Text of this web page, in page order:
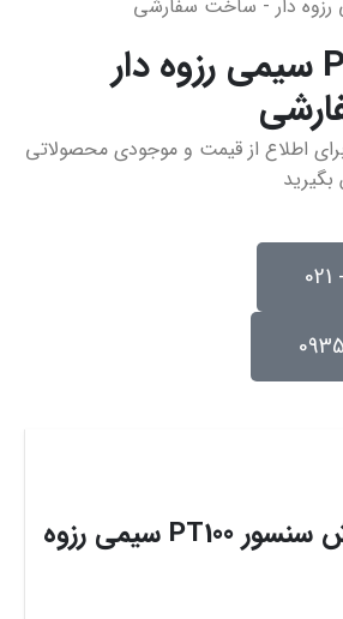
سنسور PT100 سیمی رزوه دار
اطلاع از قیمت و موجودی محصولاتی
خرید و سفارش سنسور PT100 سیمی رزوه